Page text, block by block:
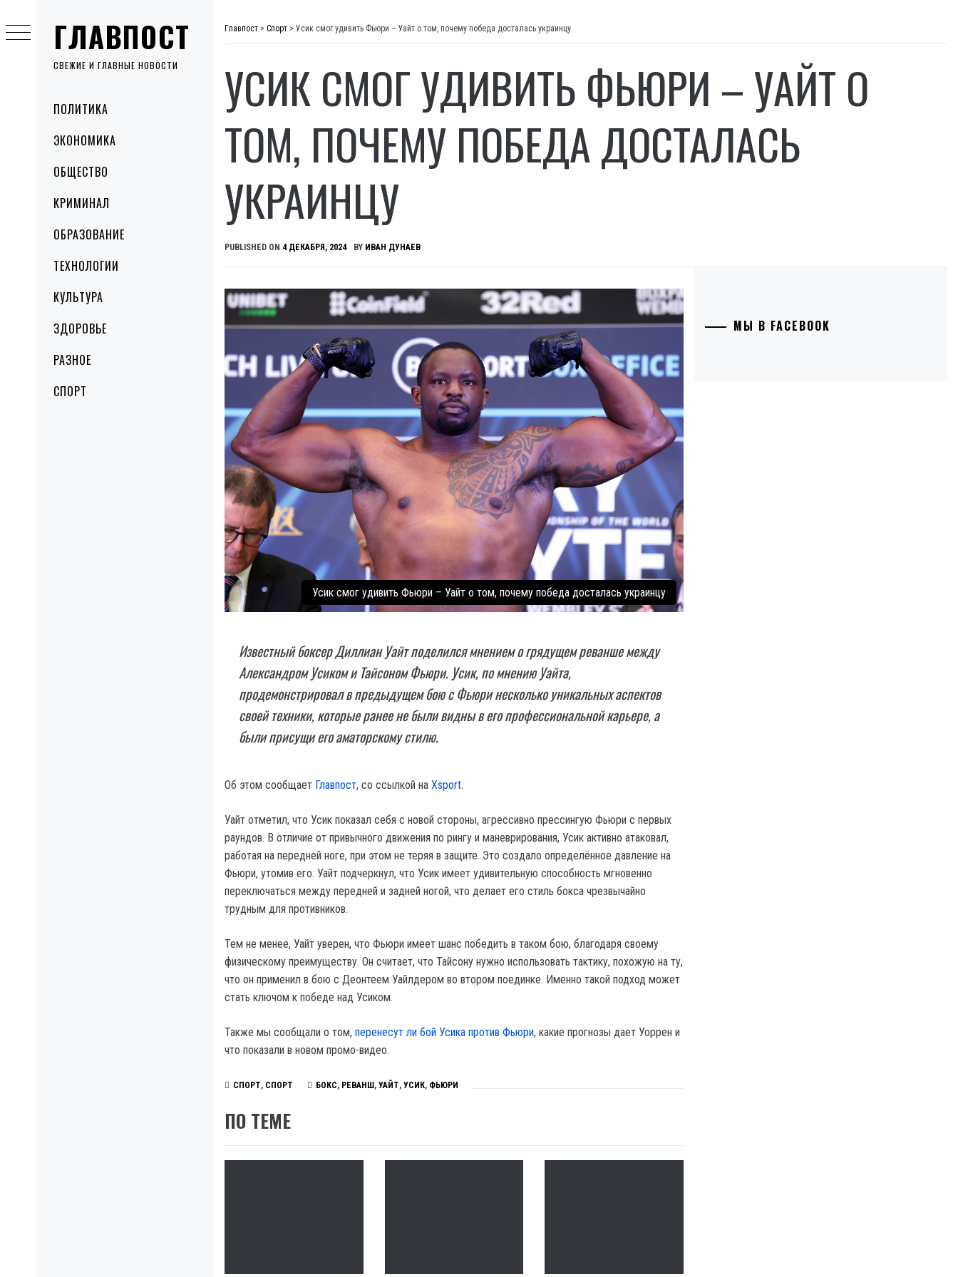
ГЛАВПОСТ
СВЕЖИЕ И ГЛАВНЫЕ НОВОСТИ
MenuПОЛИТИКА
ЭКОНОМИКА
ОБЩЕСТВО
КРИМИНАЛ
ОБРАЗОВАНИЕ
ТЕХНОЛОГИИ
КУЛЬТУРА
ЗДОРОВЬЕ
РАЗНОЕ
СПОРТ
to
content
Главпост > Спорт > Усик смог удивить Фьюри – Уайт о том, почему победа досталась украинцу
УСИК СМОГ УДИВИТЬ ФЬЮРИ – УАЙТ О
ТОМ, ПОЧЕМУ ПОБЕДА ДОСТАЛАСЬ
УКРАИНЦУ
PUBLISHED ON 4 ДЕКАБРЯ, 2024 BY ИВАН ДУНАЕВ
Усик смог удивить Фьюри – Уайт о том, почему победа досталась украинцу
Известный боксер Диллиан Уайт поделился мнением о грядущем реванше между
Александром Усиком и Тайсоном Фьюри. Усик, по мнению Уайта,
продемонстрировал в предыдущем бою с Фьюри несколько уникальных аспектов
своей техники, которые ранее не были видны в его профессиональной карьере, а
были присущи его аматорскому стилю.
Об этом сообщает Главпост, со ссылкой на Xsport.
Уайт отметил, что Усик показал себя с новой стороны, агрессивно прессингую Фьюри с первых
раундов. В отличие от привычного движения по рингу и маневрирования, Усик активно атаковал,
работая на передней ноге, при этом не теряя в защите. Это создало определённое давление на
Фьюри, утомив его. Уайт подчеркнул, что Усик имеет удивительную способность мгновенно
переключаться между передней и задней ногой, что делает его стиль бокса чрезвычайно
трудным для противников.
Тем не менее, Уайт уверен, что Фьюри имеет шанс победить в таком бою, благодаря своему
физическому преимуществу. Он считает, что Тайсону нужно использовать тактику, похожую на ту,
что он применил в бою с Деонтеем Уайлдером во втором поединке. Именно такой подход может
стать ключом к победе над Усиком.
Также мы сообщали о том, перенесут ли бой Усика против Фьюри, какие прогнозы дает Уоррен и
что показали в новом промо-видео.
СПОРТ, СПОРТ БОКС, РЕВАНШ, УАЙТ, УСИК, ФЬЮРИ
ПО ТЕМЕ
МЫ В FACEBOOK